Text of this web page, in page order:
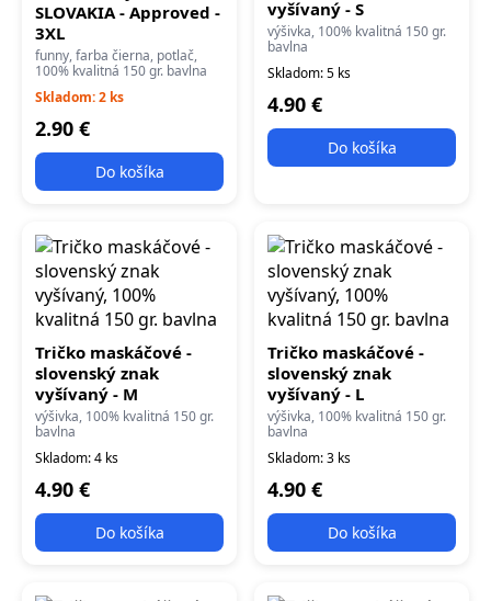
SLOVAKIA - Approved -
3XL
funny, farba čierna, potlač,
100% kvalitná 150 gr. bavlna
Skladom: 2 ks
2.90 €
Do košíka
vyšívaný - S
výšivka, 100% kvalitná 150 gr.
bavlna
Skladom: 5 ks
4.90 €
Do košíka
Tričko maskáčové -
slovenský znak
vyšívaný - M
výšivka, 100% kvalitná 150 gr.
bavlna
Skladom: 4 ks
4.90 €
Do košíka
Tričko maskáčové -
slovenský znak
vyšívaný - L
výšivka, 100% kvalitná 150 gr.
bavlna
Skladom: 3 ks
4.90 €
Do košíka